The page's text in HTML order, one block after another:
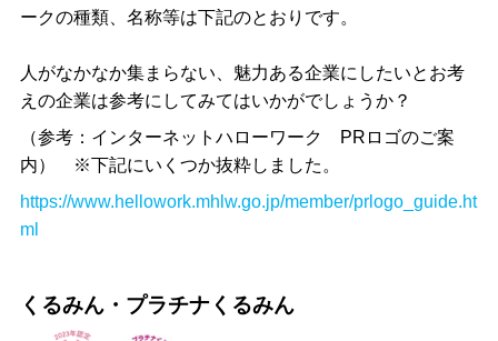
ークの種類、名称等は下記のとおりです。
人がなかなか集まらない、魅力ある企業にしたいとお考
えの企業は参考にしてみてはいかがでしょうか？
（参考：インターネットハローワーク
PR ロゴのご案
内） ※下記にいくつか抜粋しました。
https://www.hellowork.mhlw.go.jp/member/prlogo_guide.ht
ml
くるみん・プラチナくるみん